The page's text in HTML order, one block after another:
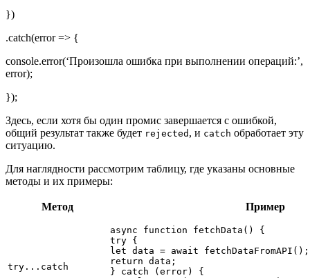
})
.catch(error => {
console.error(‘Произошла ошибка при выполнении операций:’,
error);
});
Здесь, если хотя бы один промис завершается с ошибкой,
общий результат также будет rejected , и catch обработает эту
ситуацию.
Для наглядности рассмотрим таблицу, где указаны основные
методы и их примеры:
Метод Пример
try...catch
async function fetchData() {
try {
let data = await fetchDataFromAPI();
return data;
} catch (error) {